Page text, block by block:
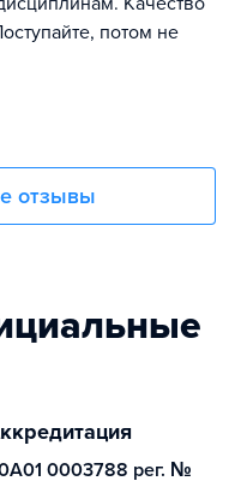
потом не
отзывы
0003788 рег. №